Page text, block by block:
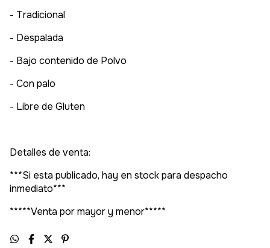
- Tradicional
- Despalada
- Bajo contenido de Polvo
- Con palo
- Libre de Gluten
Detalles de venta:
***Si esta publicado, hay en stock para despacho
inmediato***
*****Venta por mayor y menor*****